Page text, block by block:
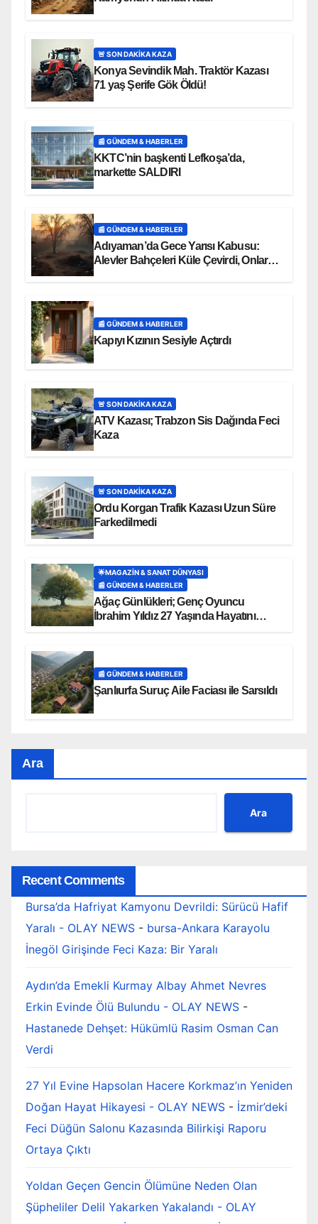
🚨 SON DAKİKA KAZA
Konya Sevindik Mah. Traktör Kazası
71 yaş Şerife Gök Öldü!
📰 GÜNDEM & HABERLER
KKTC’nin başkenti Lefkoşa’da,
markette SALDIRI
📰 GÜNDEM & HABERLER
Adıyaman’da Gece Yarısı Kabusu:
Alevler Bahçeleri Küle Çevirdi, Onlarca
📰 GÜNDEM & HABERLER
Kapıyı Kızının Sesiyle Açtırdı
🚨 SON DAKİKA KAZA
ATV Kazası; Trabzon Sis Dağında Feci
Kaza
🚨 SON DAKİKA KAZA
Ordu Korgan Trafik Kazası Uzun Süre
Farkedilmedi
🌟MAGAZIN & SANAT DÜNYASI
📰 GÜNDEM & HABERLER
Ağaç Günlükleri; Genç Oyuncu
İbrahim Yıldız 27 Yaşında Hayatını
📰 GÜNDEM & HABERLER
Şanlıurfa Suruç Aile Faciası ile Sarsıldı
Ara
Ara
Recent Comments
Bursa’da Hafriyat Kamyonu Devrildi: Sürücü Hafif
Yaralı - OLAY NEWS - bursa-Ankara Karayolu
İnegöl Girişinde Feci Kaza: Bir Yaralı
Aydın’da Emekli Kurmay Albay Ahmet Nevres
Erkin Evinde Ölü Bulundu - OLAY NEWS -
Hastanede Dehşet: Hükümlü Rasim Osman Can
Verdi
27 Yıl Evine Hapsolan Hacere Korkmaz’ın Yeniden
Doğan Hayat Hikayesi - OLAY NEWS - İzmir’deki
Feci Düğün Salonu Kazasında Bilirkişi Raporu
Ortaya Çıktı
Yoldan Geçen Gencin Ölümüne Neden Olan
Şüpheliler Delil Yakarken Yakalandı - OLAY